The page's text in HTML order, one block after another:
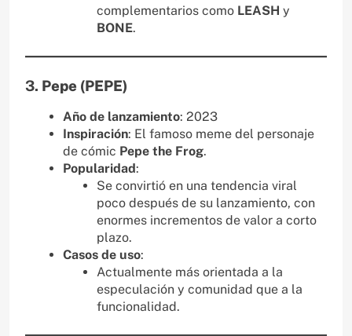
complementarios como LEASH y
BONE.
3. Pepe (PEPE)
Año de lanzamiento: 2023
Inspiración: El famoso meme del personaje
de cómic Pepe the Frog.
Popularidad :
Se convirtió en una tendencia viral
poco después de su lanzamiento, con
enormes incrementos de valor a corto
plazo.
Casos de uso:
Actualmente más orientada a la
especulación y comunidad que a la
funcionalidad.